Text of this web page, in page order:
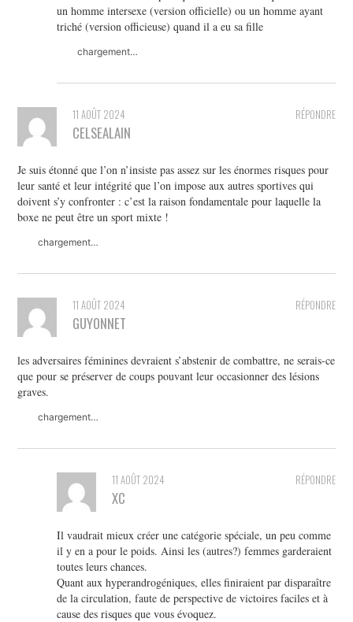
un homme intersexe (version officielle) ou un homme ayant
triché (version officieuse) quand il a eu sa fille
chargement…
RÉPONDRE
11 AOÛT 2024
CELSEALAIN
Je suis étonné que l’on n’insiste pas assez sur les énormes risques pour
leur santé et leur intégrité que l’on impose aux autres sportives qui
doivent s’y confronter : c’est la raison fondamentale pour laquelle la
boxe ne peut être un sport mixte !
chargement…
RÉPONDRE
11 AOÛT 2024
GUYONNET
les adversaires féminines devraient s’abstenir de combattre, ne serais-ce
que pour se préserver de coups pouvant leur occasionner des lésions
graves.
chargement…
RÉPONDRE
11 AOÛT 2024
XC
Il vaudrait mieux créer une catégorie spéciale, un peu comme
il y en a pour le poids. Ainsi les (autres?) femmes garderaient
toutes leurs chances.
Quant aux hyperandrogéniques, elles finiraient par disparaître
de la circulation, faute de perspective de victoires faciles et à
cause des risques que vous évoquez.